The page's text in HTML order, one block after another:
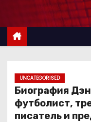
с
UNCATEGORISED
Биография
футболист,
писатель и